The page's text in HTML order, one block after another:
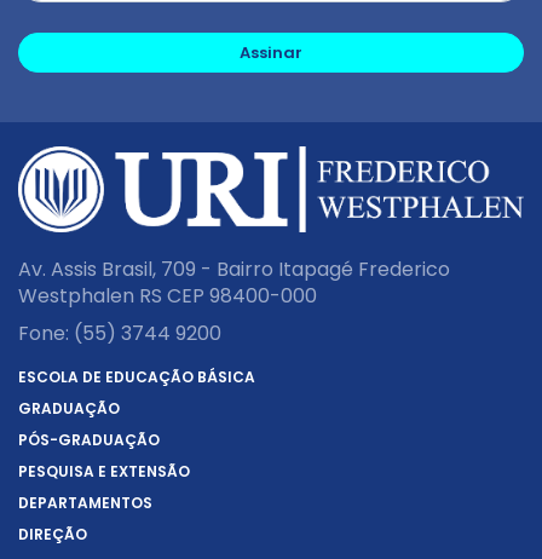
Assinar
Av. Assis Brasil, 709 - Bairro Itapagé Frederico
Westphalen RS CEP 98400-000
Fone: (55) 3744 9200
ESCOLA DE EDUCAÇÃO BÁSICA
GRADUAÇÃO
PÓS-GRADUAÇÃO
PESQUISA E EXTENSÃO
DEPARTAMENTOS
DIREÇÃO